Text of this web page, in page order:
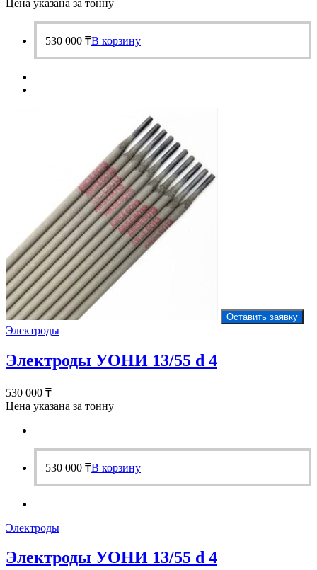
Цена указана за тонну
530 000 ₸В корзину
Оставить заявку
Электроды
Электроды УОНИ 13/55 d 4
530 000 ₸
Цена указана за тонну
530 000 ₸В корзину
Электроды
Электроды УОНИ 13/55 d 4